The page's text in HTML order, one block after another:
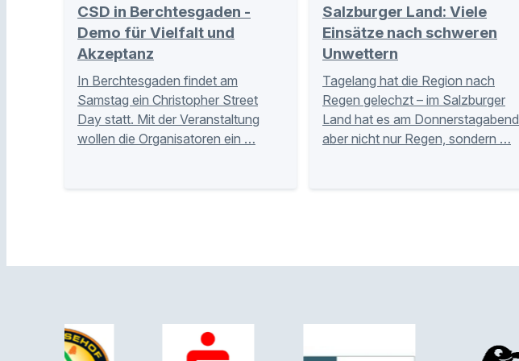
CSD in Berchtesgaden -
Demo für Vielfalt und
Akzeptanz
In Berchtesgaden findet am
Samstag ein Christopher Street
Day statt. Mit der Veranstaltung
wollen die Organisatoren ein …
Salzburger Land: Viele
Einsätze nach schweren
Unwettern
Tagelang hat die Region nach
Regen gelechzt – im Salzburger
Land hat es am Donnerstagabend
aber nicht nur Regen, sondern …